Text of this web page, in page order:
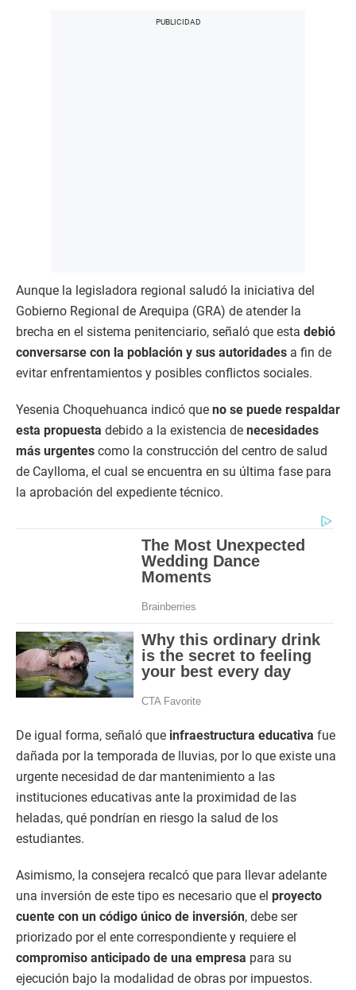
Aunque la legisladora regional saludó la iniciativa del
Gobierno Regional de Arequipa (GRA) de atender la
brecha en el sistema penitenciario, señaló que esta debió
conversarse con la población y sus autoridades a fin de
evitar enfrentamientos y posibles conflictos sociales.
Yesenia Choquehuanca indicó que no se puede respaldar
esta propuesta debido a la existencia de necesidades
más urgentes como la construcción del centro de salud
de Caylloma, el cual se encuentra en su última fase para
la aprobación del expediente técnico.
De igual forma, señaló que infraestructura educativa fue
dañada por la temporada de lluvias, por lo que existe una
urgente necesidad de dar mantenimiento a las
instituciones educativas ante la proximidad de las
heladas, qué pondrían en riesgo la salud de los
estudiantes.
Asimismo, la consejera recalcó que para llevar adelante
una inversión de este tipo es necesario que el proyecto
cuente con un código único de inversión, debe ser
priorizado por el ente correspondiente y requiere el
compromiso anticipado de una empresa para su
ejecución bajo la modalidad de obras por impuestos.